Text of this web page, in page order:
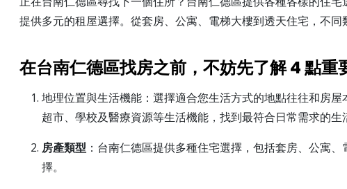
提供多元的租屋選擇。從套房、公寓、電梯大樓到透天住宅，不同
在台南仁德區找房之前，不妨先了解 4 點重
地理位置與生活機能：選擇適合您生活方式的地點往往和房
超市、學校及醫療資源等生活機能，找到最符合日常需求的生
房產類型 ：台南仁德區提供多種住宅選擇，包括套房、公寓
擇。